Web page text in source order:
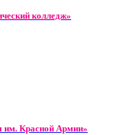
колледж»
им. Красной Армии»